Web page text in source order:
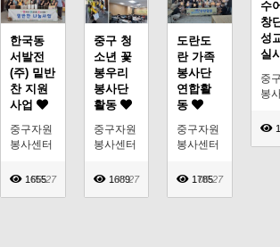
한국동
서발전
(주) 밑반
찬 지원
사업
중구자원
봉사센터
1655
06-27
중구 청
소년 꽃
봉우리
봉사단
활동
중구자원
봉사센터
1689
06-27
도란도
란 가족
봉사단
연합활
동
중구자원
봉사센터
1785
06-27
수
창
성
실시
중
봉